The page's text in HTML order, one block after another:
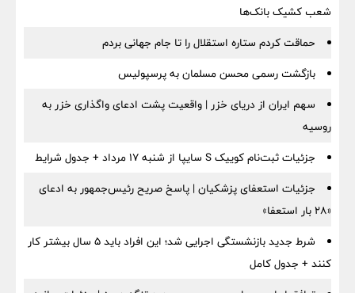
شعب کشیک بانک‌ها
حماقت کردم ستاره استقلال را تا جام جهانی بردم
بازگشت رسمی محسن مسلمان به پرسپولیس
سهم ایران از دریای خزر | واقعیت پشت ادعای واگذاری خزر به
روسیه
جزئیات ثبت‌نام کوییک S سایپا از شنبه ۱۷ مرداد + جدول شرایط
جزئیات استعفای پزشکیان | پاسخ صریح رئیس‌جمهور به ادعای
«۲۸ بار استعفا»
شرط جدید بازنشستگی اجرایی شد؛ این افراد باید ۵ سال بیشتر کار
کنند + جدول کامل